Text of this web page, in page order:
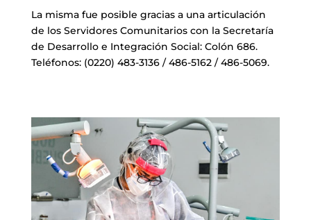
La misma fue posible gracias a una articulación
de los Servidores Comunitarios con la Secretaría
de Desarrollo e Integración Social: Colón 686.
Teléfonos: (0220) 483-3136 / 486-5162 / 486-5069.